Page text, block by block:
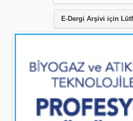
E-Dergi Arşivi için